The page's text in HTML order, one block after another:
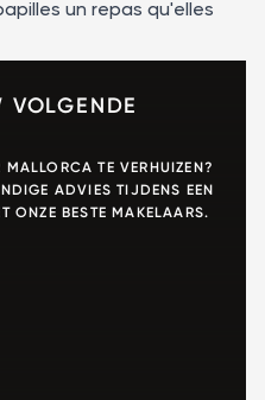
un repas qu'elles
TE VERHUIZEN?
ADVIES TIJDENS EEN
ONZE BESTE MAKELAARS.